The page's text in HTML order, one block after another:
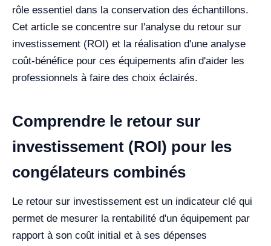
rôle essentiel dans la conservation des échantillons.
Cet article se concentre sur l'analyse du retour sur
investissement (ROI) et la réalisation d'une analyse
coût-bénéfice pour ces équipements afin d'aider les
professionnels à faire des choix éclairés.
Comprendre le retour sur
investissement (ROI) pour les
congélateurs combinés
Le retour sur investissement est un indicateur clé qui
permet de mesurer la rentabilité d'un équipement par
rapport à son coût initial et à ses dépenses